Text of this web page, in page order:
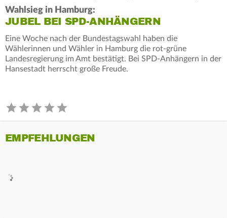
Wahlsieg in Hamburg:
JUBEL BEI SPD-ANHÄNGERN
Eine Woche nach der Bundestagswahl haben die
Wählerinnen und Wähler in Hamburg die rot-grüne
Landesregierung im Amt bestätigt. Bei SPD-Anhängern in der
Hansestadt herrscht große Freude.
EMPFEHLUNGEN